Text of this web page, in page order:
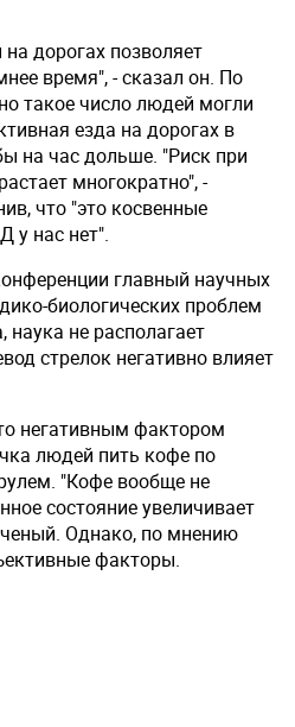
дорогах позволяет
время", - сказал он. По
такое число людей могли
езда на дорогах в
на час дольше. "Риск при
многократно", -
что "это косвенные
у нас нет".
главный научных
биологических проблем
наука не располагает
стрелок негативно влияет
негативным фактором
людей пить кофе по
"Кофе вообще не
состояние увеличивает
Однако, по мнению
факторы.